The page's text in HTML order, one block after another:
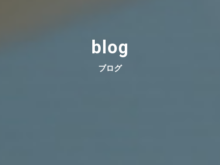
blog
ブログ